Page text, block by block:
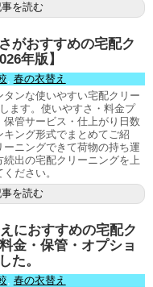
を読む
がおすすめの宅配ク
年版】
, 春の衣替え
ンな使いやすい宅配クリー
ます。使いやすさ・料金プ
管サービス・仕上がり日数
ング形式でまとめてご紹
ニングできて荷物の持ち運
出の宅配クリーニングを上
ださい。
を読む
におすすめの宅配ク
金・保管・オプショ
た。
, 春の衣替え